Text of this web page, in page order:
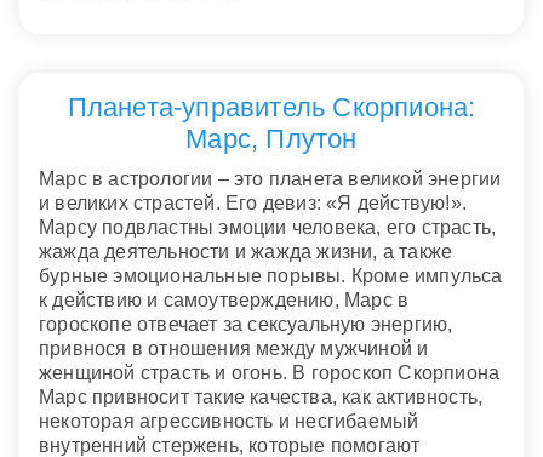
Планета-управитель Скорпиона:
Марс, Плутон
Марс в астрологии – это планета великой энергии
и великих страстей. Его девиз: «Я действую!».
Марсу подвластны эмоции человека, его страсть,
жажда деятельности и жажда жизни, а также
бурные эмоциональные порывы. Кроме импульса
к действию и самоутверждению, Марс в
гороскопе отвечает за сексуальную энергию,
привнося в отношения между мужчиной и
женщиной страсть и огонь. В гороскоп Скорпиона
Марс привносит такие качества, как активность,
некоторая агрессивность и несгибаемый
внутренний стержень, которые помогают